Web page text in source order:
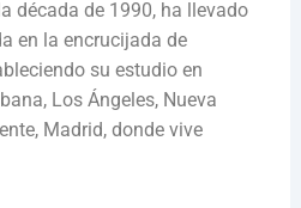
década de 1990, ha llevado
en la encrucijada de
su estudio en
Los Ángeles, Nueva
Madrid, donde vive